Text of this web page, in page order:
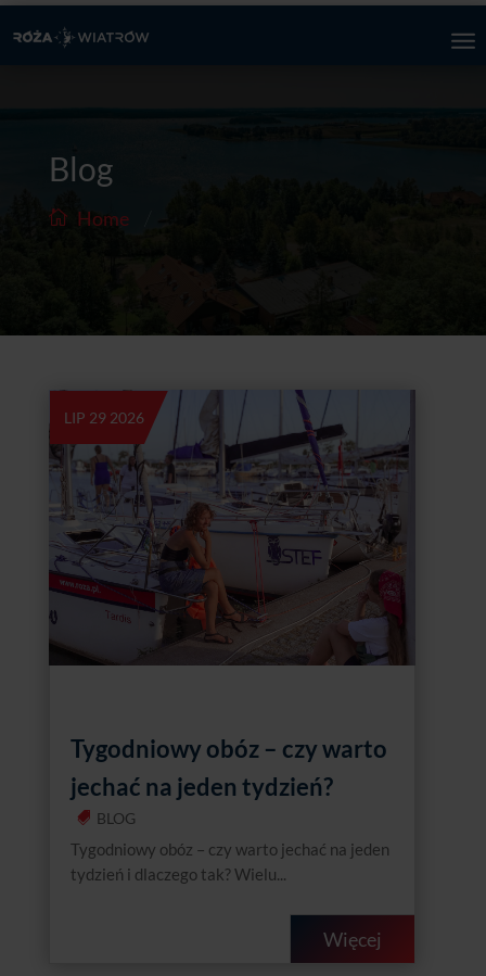
Blog
Home
Tygodniowy obóz – czy warto
jechać na jeden tydzień?
LIP 29 2026
BLOG
Tygodniowy obóz – czy warto jechać na jeden
tydzień i dlaczego tak? Wielu...
Więcej